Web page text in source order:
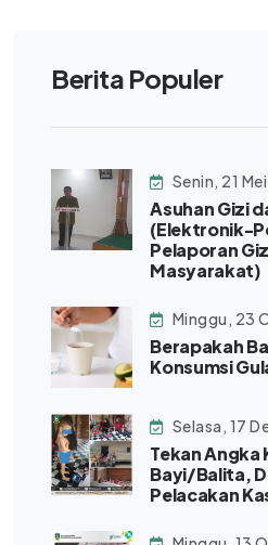
Berita Populer
Senin, 21
Asuhan Gizi
(Elektronik-
Pelaporan
Masyarakat)
Minggu, 23
Berapakah
Konsumsi
Selasa, 17
Tekan Angka
Bayi/Balita,
Pelacakan